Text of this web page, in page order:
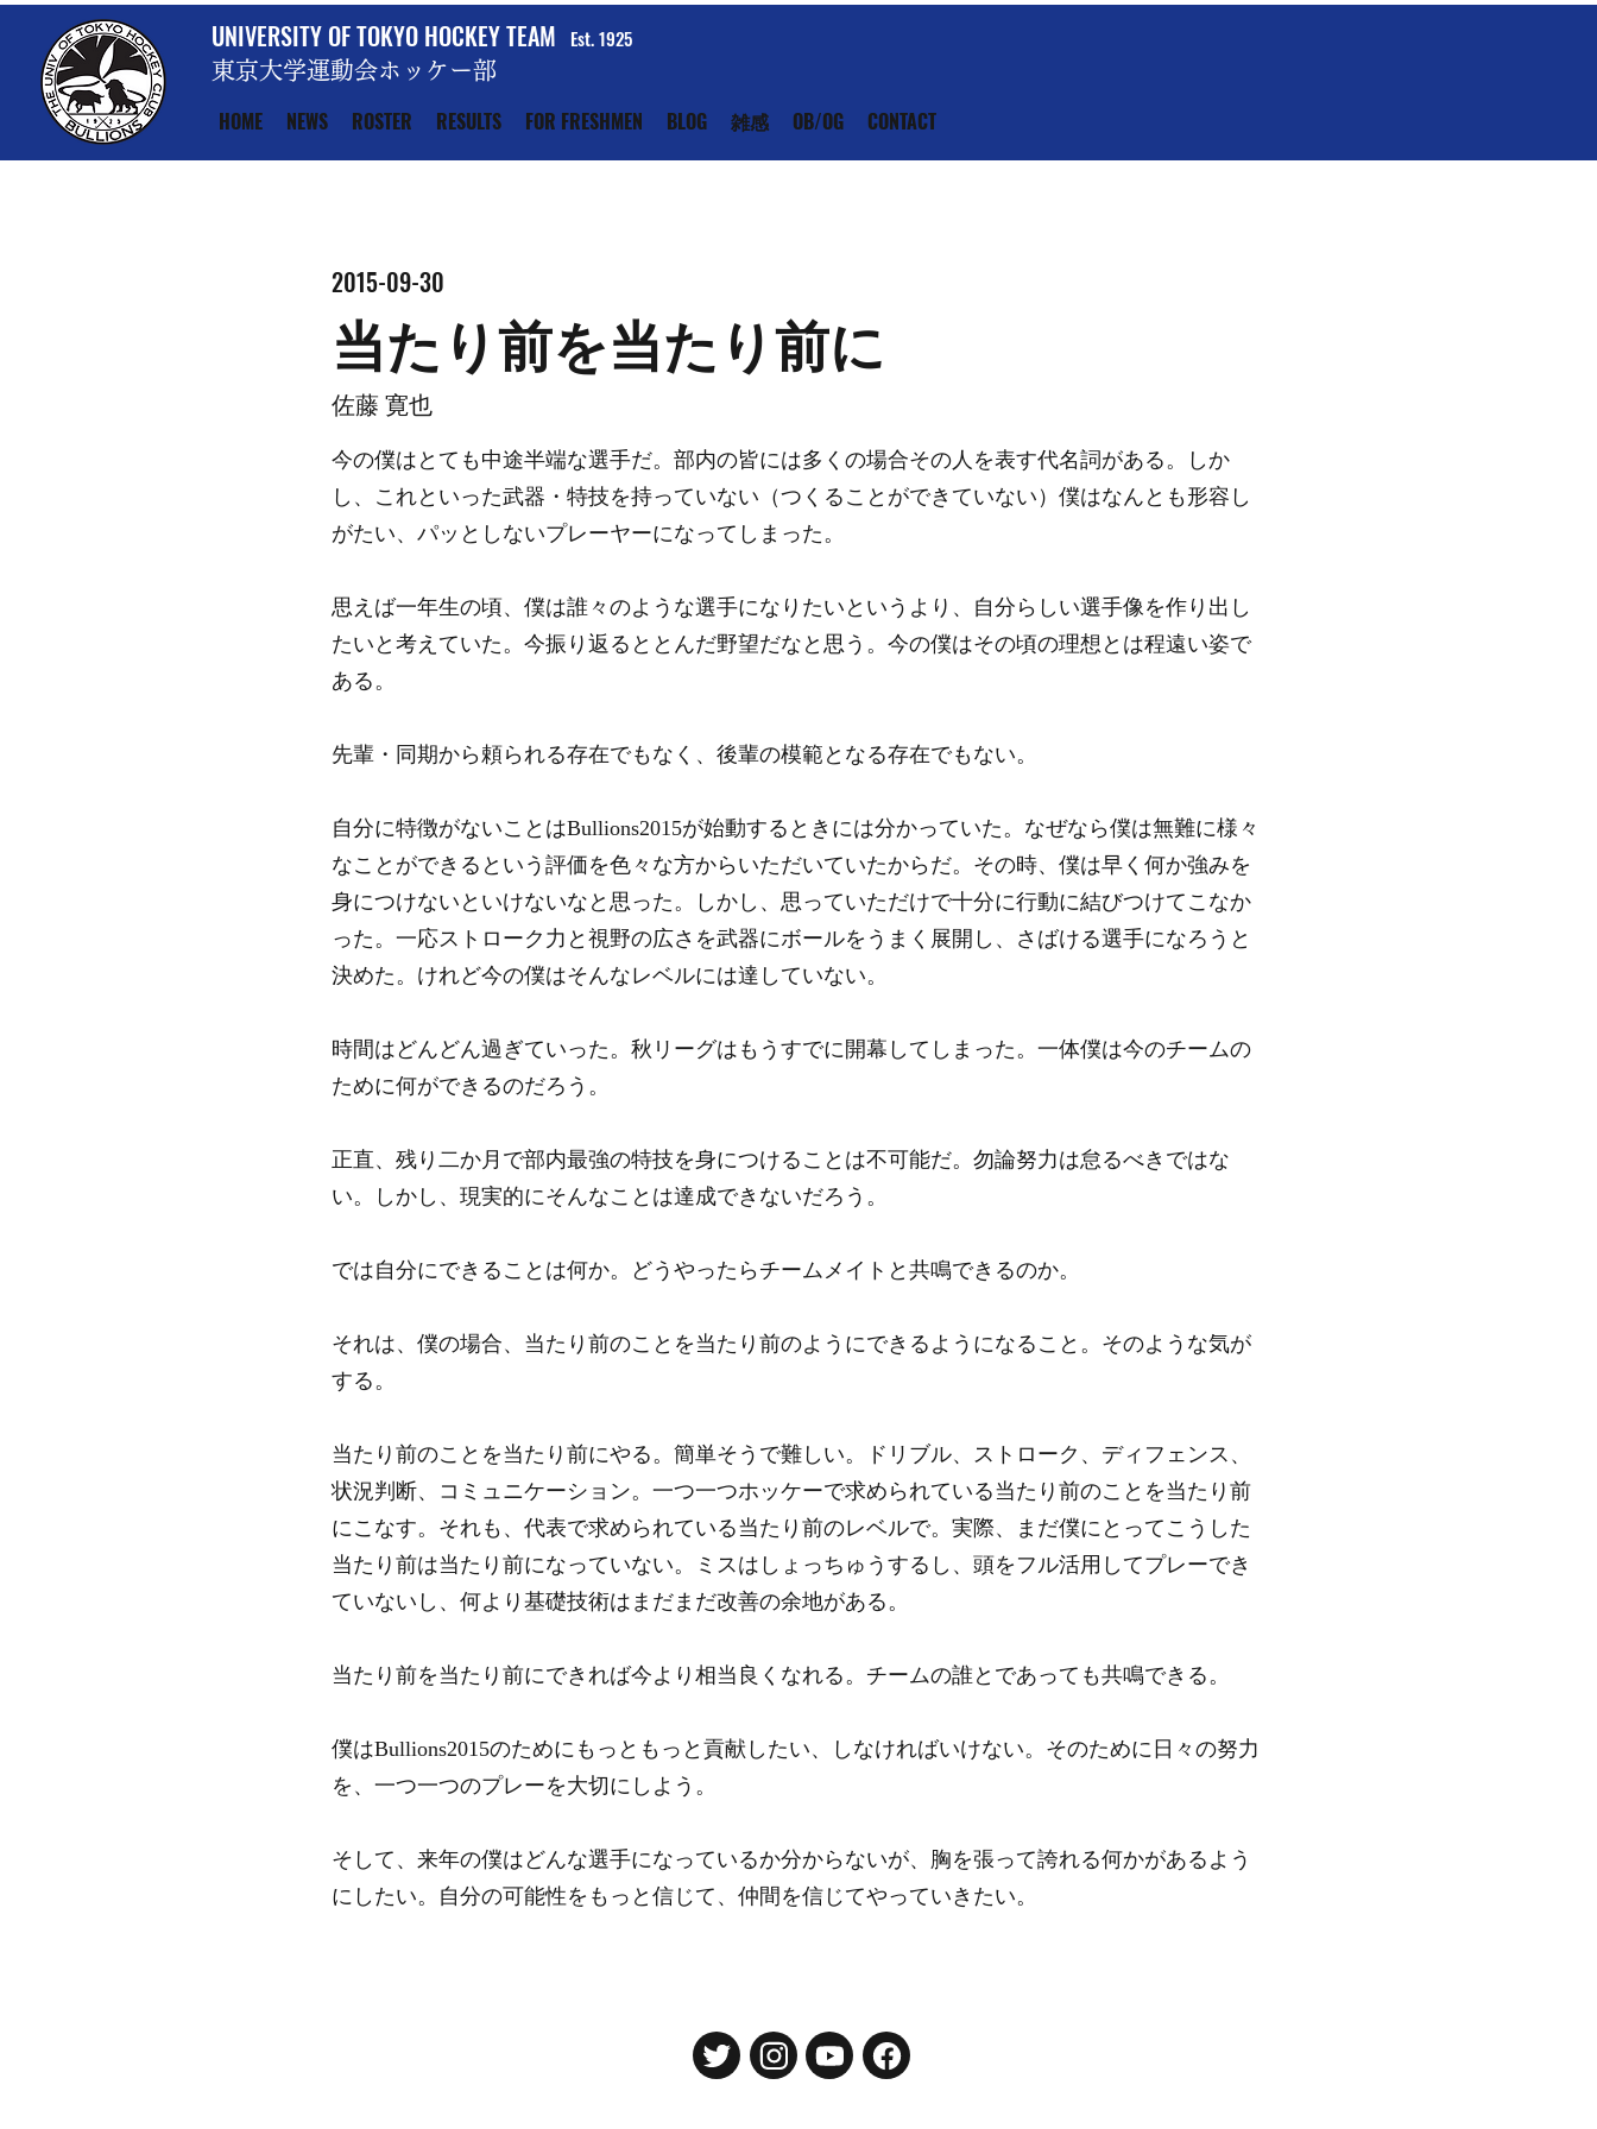
UNIVERSITY OF TOKYO HOCKEY TEAM
東京大学運動会ホッケー部
Est. 1925
HOME NEWS ROSTER RESULTS FOR FRESHMEN BLOG 雑感 OB/OG CONTACT
2015-09-30
当たり前を当たり前に
佐藤 寛也
今の僕はとても中途半端な選手だ。部内の皆には多くの場合その人を表す代名詞がある。しか
し、これといった武器・特技を持っていない（つくることができていない）僕はなんとも形容し
がたい、パッとしないプレーヤーになってしまった。
思えば一年生の頃、僕は誰々のような選手になりたいというより、自分らしい選手像を作り出し
たいと考えていた。今振り返るととんだ野望だなと思う。今の僕はその頃の理想とは程遠い姿で
ある。
先輩・同期から頼られる存在でもなく、後輩の模範となる存在でもない。
自分に特徴がないことはBullions2015が始動するときには分かっていた。なぜなら僕は無難に様々
なことができるという評価を色々な方からいただいていたからだ。その時、僕は早く何か強みを
身につけないといけないなと思った。しかし、思っていただけで十分に行動に結びつけてこなか
った。一応ストローク力と視野の広さを武器にボールをうまく展開し、さばける選手になろうと
決めた。けれど今の僕はそんなレベルには達していない。
時間はどんどん過ぎていった。秋リーグはもうすでに開幕してしまった。一体僕は今のチームの
ために何ができるのだろう。
正直、残り二か月で部内最強の特技を身につけることは不可能だ。勿論努力は怠るべきではな
い。しかし、現実的にそんなことは達成できないだろう。
では自分にできることは何か。どうやったらチームメイトと共鳴できるのか。
それは、僕の場合、当たり前のことを当たり前のようにできるようになること。そのような気が
する。
当たり前のことを当たり前にやる。簡単そうで難しい。ドリブル、ストローク、ディフェンス、
状況判断、コミュニケーション。一つ一つホッケーで求められている当たり前のことを当たり前
にこなす。それも、代表で求められている当たり前のレベルで。実際、まだ僕にとってこうした
当たり前は当たり前になっていない。ミスはしょっちゅうするし、頭をフル活用してプレーでき
ていないし、何より基礎技術はまだまだ改善の余地がある。
当たり前を当たり前にできれば今より相当良くなれる。チームの誰とであっても共鳴できる。
僕はBullions2015のためにもっともっと貢献したい、しなければいけない。そのために日々の努力
を、一つ一つのプレーを大切にしよう。
そして、来年の僕はどんな選手になっているか分からないが、胸を張って誇れる何かがあるよう
にしたい。自分の可能性をもっと信じて、仲間を信じてやっていきたい。